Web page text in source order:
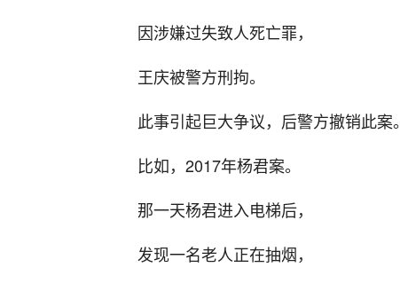
因涉嫌过失致人死亡罪，
王庆被警方刑拘。
此事引起巨大争议，后警方撤销此案。
比如，2017年杨君案。
那一天杨君进入电梯后，
发现一名老人正在抽烟，